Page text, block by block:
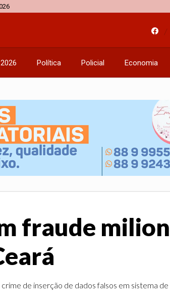
Política Policial Economia
fraude
de inserção de dados falsos em sistema